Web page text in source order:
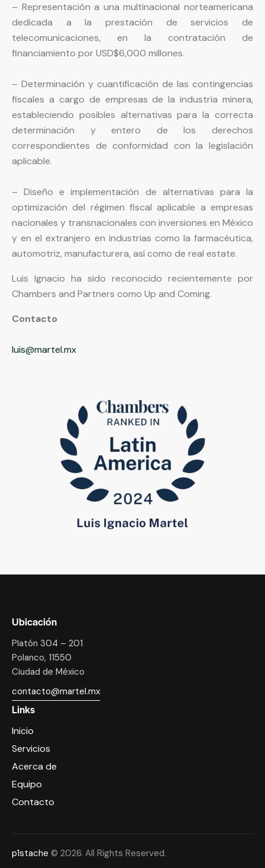
– Representación a una multinacional norteamericana
dedicada a la prestación de servicios de
telecomunicaciones, en la contratación de
financiamiento por USD$6,000 millones.
– Determinación y cuantificación de las contingencias
fiscales a cargo de empresas de la industria minera,
estableciendo posibles alternativas para la correcta
determinación y entero de los derechos
correspondientes de conformidad con la legislación
aplicable.
– Diseño e implementación de alternativas para la
optimización del régimen fiscal aplicable a empresas
nacionales y transnacionales con inversiones en México
y en el extranjero en industrias como la farmacéutica,
automotriz, manufacturera, así como de real estate.
Luis Ignacio ha sido reconocido recientemente por
Chambers and Partners como Up and Coming.
Contacto
luis@martel.mx
Ubicación
Platón 304 – 201
Polanco, 11550
Ciudad de México
contacto@martel.mx
Links
Inicio
Servicios
Acerca de
Equipo
Contacto
p1stache © 2026. All Rights Reserved.